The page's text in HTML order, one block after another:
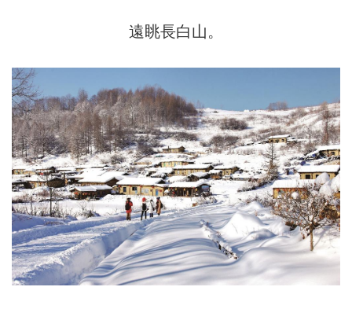
遠眺長白山。